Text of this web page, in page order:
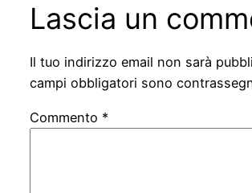
Lascia un
Il tuo indirizzo email non sarà
campi obbligatori sono
Commento *